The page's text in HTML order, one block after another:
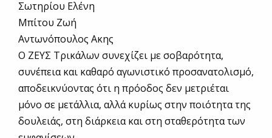
Σωτηρίου Ελένη
Μπίτου Ζωή
Αντωνόπουλος Ακης
Ο ΖΕΥΣ Τρικάλων συνεχίζει με σοβαρότητα,
συνέπεια και καθαρό αγωνιστικό προσανατολισμό,
αποδεικνύοντας ότι η πρόοδος δεν μετριέται
μόνο σε μετάλλια, αλλά κυρίως στην ποιότητα της
δουλειάς, στη διάρκεια και στη σταθερότητα των